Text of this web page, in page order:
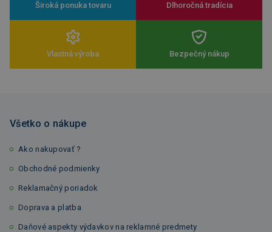
Široká ponuka tovaru Dlhoročná tradícia
Vlastná výroba Bezpečný nákup
Všetko o nákupe
Ako nakupovať ?
Obchodné podmienky
Reklamačný poriadok
Doprava a platba
Daňové aspekty výdavkov na reklamné predmety